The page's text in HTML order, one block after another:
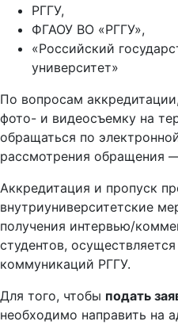
РГГУ,
ФГАОУ ВО «РГГУ»,
«Российский
университет»
По вопросам
фото- и видеосъемку на
обращаться по
рассмотрения обращения
Аккредитация и пропуск
внутриуниверситетские
получения интервью/
студентов,
коммуникаций РГГУ.
Для того, чтобы подать
необходимо направить на